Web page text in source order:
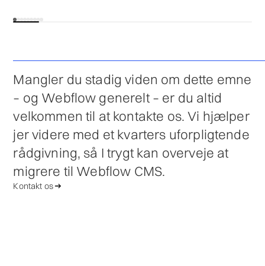
Mangler du stadig viden om dette emne
– og Webflow generelt – er du altid
velkommen til at kontakte os. Vi hjælper
jer videre med et kvarters uforpligtende
rådgivning, så I trygt kan overveje at
migrere til Webflow CMS.
Kontakt os